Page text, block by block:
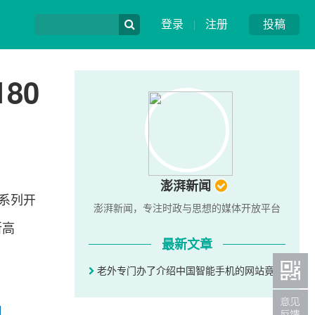
投稿
登录 | 注册
列开
澎湃新闻
澎湃新闻，专注时政与思想的媒体开放平台
最新文章
老外专门办了介绍中国智能手机的网站竟